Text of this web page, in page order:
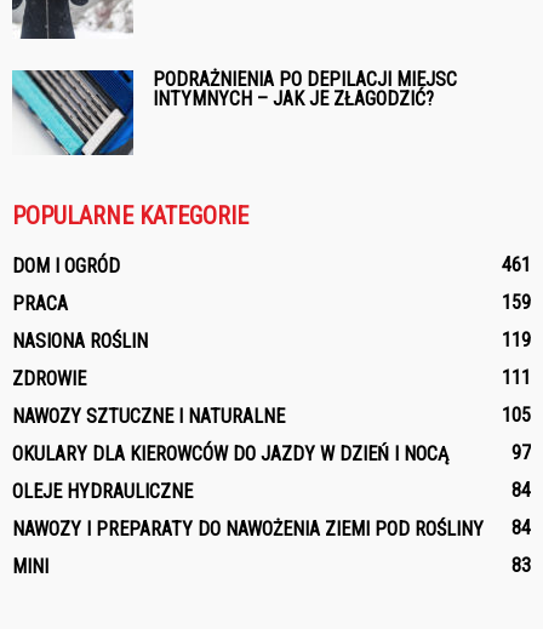
PODRAŻNIENIA PO DEPILACJI MIEJSC
INTYMNYCH – JAK JE ZŁAGODZIĆ?
POPULARNE KATEGORIE
DOM I OGRÓD
461
PRACA
159
NASIONA ROŚLIN
119
ZDROWIE
111
NAWOZY SZTUCZNE I NATURALNE
105
OKULARY DLA KIEROWCÓW DO JAZDY W DZIEŃ I NOCĄ
97
OLEJE HYDRAULICZNE
84
NAWOZY I PREPARATY DO NAWOŻENIA ZIEMI POD ROŚLINY
84
MINI
83